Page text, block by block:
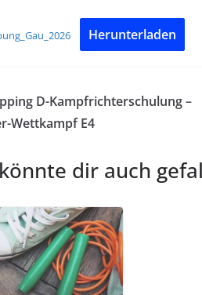
Herunterladen
D-Kampfrichterschulung –
Wettkampf E4
dir auch